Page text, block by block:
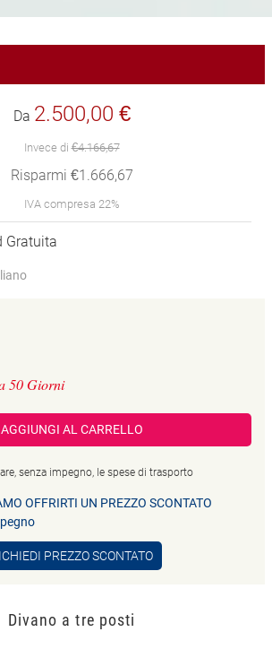
Da 2.500,00 €
Invece di€4.166,67
Risparmi €1.666,67
IVA compresa 22%
Gratuita
50 Giorni
AGGIUNGI AL CARRELLO
senza impegno, le spese di trasporto
OFFRIRTI UN PREZZO SCONTATO
PREZZO SCONTATO
Divano a tre posti